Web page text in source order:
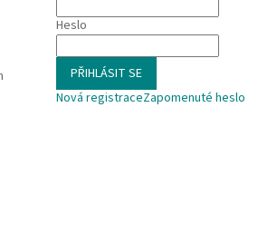
Heslo
PŘIHLÁSIT SE
Nová registraceZapomenuté heslo